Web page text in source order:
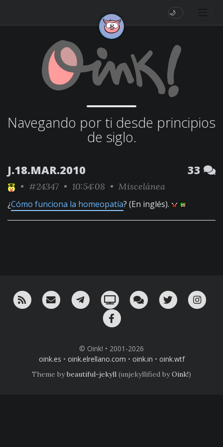
🌙
Navegando por ti desde principios
de siglo.
J.18.MAR.2010 33
• #24347 • 10:54:08 • Miscelánea
¿Cómo funciona la homeopatía? (En inglés).
RSS ¡Mándame un email!¡Nuestro canal en Telegram!
Oink! TV Charla con nosotros
Twitter
© Oink! • 2001-2026
oink.es • oink.elrellano.com • oink.in • oink.wtf
Theme bybeautiful-jekyll (unjekyllified byOink!)